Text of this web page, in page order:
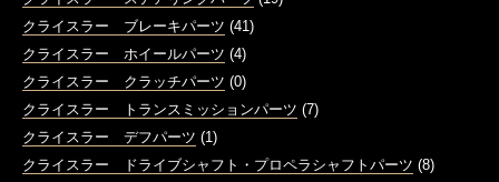
クライスラー ブレーキパーツ (41)
クライスラー ホイールパーツ (4)
クライスラー クラッチパーツ (0)
クライスラー トランスミッションパーツ (7)
クライスラー デフパーツ (1)
クライスラー ドライブシャフト・プロペラシャフトパーツ (8)